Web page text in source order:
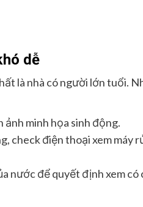
dễ
là nhà có người lớn tuổi.
minh họa sinh động.
check điện thoại xem máy
nước để quyết định xem có